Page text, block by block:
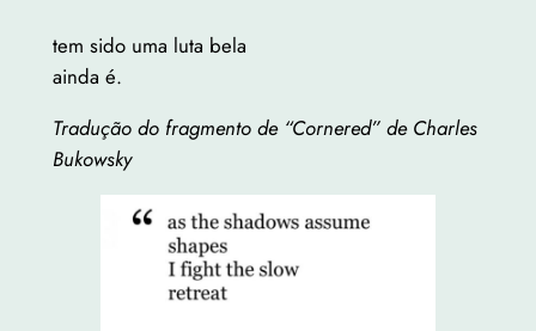
tem sido uma luta bela
ainda é.
Tradução do fragmento de “Cornered” de Charles
Bukowsky